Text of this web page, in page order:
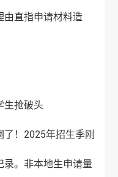
由直指申请材料造
生抢破头
！2025年招生季刚
录。非本地生申请量